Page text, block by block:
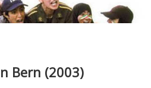
Bern (2003)